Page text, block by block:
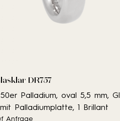
DR757
Palladium, oval 5,5 mm,
Palladiumplatte, 1 Brillant
Anfrage